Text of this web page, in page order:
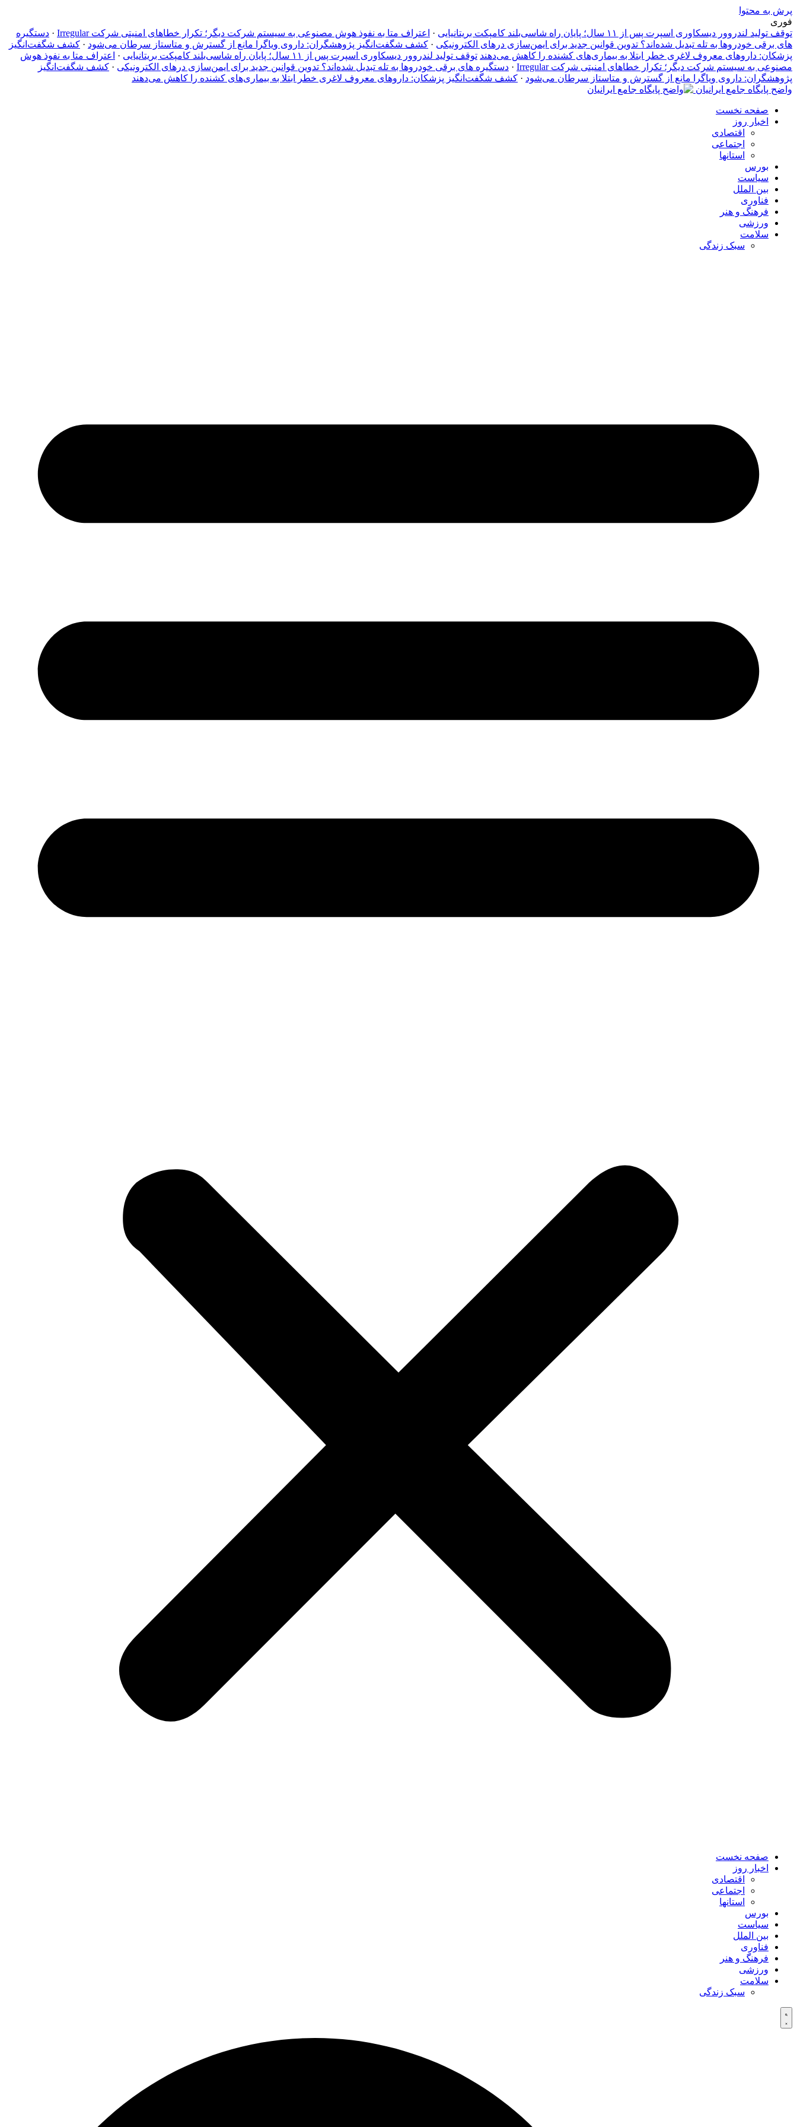
پرش به محتوا
فوری
توقف تولید لندروور دیسکاوری اسپرت پس از ۱۱ سال؛ پایان راه شاسی‌بلند کامپکت بریتانیایی
· اعتراف متا به نفوذ هوش مصنوعی به سیستم شرکت دیگر؛ تکرار خطاهای امنیتی شرکت Irregular · دستگیره‌
های برقی خودروها به تله تبدیل شده‌اند؟ تدوین قوانین جدید برای ایمن‌سازی درهای الکترونیکی · کشف شگفت‌انگیز پژوهشگران: داروی ویاگرا مانع از گسترش و متاستاز سرطان می‌شود · کشف شگفت‌انگیز
پزشکان: داروهای معروف لاغری خطر ابتلا به بیماری‌های کشنده را کاهش می‌دهند توقف تولید لندروور دیسکاوری اسپرت پس از ۱۱ سال؛ پایان راه شاسی‌بلند کامپکت بریتانیایی ·
اعتراف متا به نفوذ هوش
مصنوعی به سیستم شرکت دیگر؛ تکرار خطاهای امنیتی شرکت Irregular
· دستگیره‌ های برقی خودروها به تله تبدیل شده‌اند؟ تدوین قوانین جدید برای ایمن‌سازی درهای الکترونیکی · کشف شگفت‌انگیز
پژوهشگران: داروی ویاگرا مانع از گسترش و متاستاز سرطان می‌شود · کشف شگفت‌انگیز پزشکان: داروهای معروف لاغری خطر ابتلا به بیماری‌های کشنده را کاهش می‌دهند
واضح پایگاه جامع ایرانیان
صفحه نخست
اخبار روز
اقتصادی
اجتماعی
استانها
بورس
سیاست
بین الملل
فناوری
فرهنگ و هنر
ورزشی
سلامت
سبک زندگی
صفحه نخست
اخبار روز
اقتصادی
اجتماعی
استانها
بورس
سیاست
بین الملل
فناوری
فرهنگ و هنر
ورزشی
سلامت
سبک زندگی